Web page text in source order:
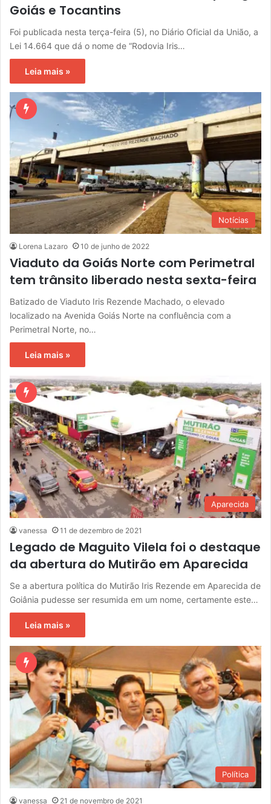
Goiás e Tocantins
Foi publicada nesta terça-feira (5), no Diário Oficial da União, a
Lei 14.664 que dá o nome de “Rodovia Iris…
Leia mais »
Notícias
Lorena Lazaro 10 de junho de 2022
Viaduto da Goiás Norte com Perimetral
tem trânsito liberado nesta sexta-feira
Batizado de Viaduto Iris Rezende Machado, o elevado
localizado na Avenida Goiás Norte na confluência com a
Perimetral Norte, no…
Leia mais »
Aparecida
vanessa 11 de dezembro de 2021
Legado de Maguito Vilela foi o destaque
da abertura do Mutirão em Aparecida
Se a abertura política do Mutirão Iris Rezende em Aparecida de
Goiânia pudesse ser resumida em um nome, certamente este…
Leia mais »
Política
vanessa 21 de novembro de 2021